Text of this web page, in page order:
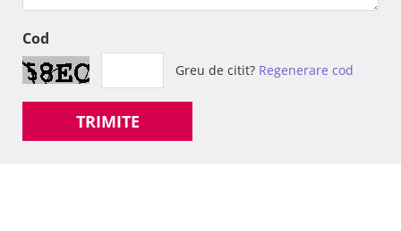
Cod
Greu de citit? Regenerare cod
TRIMITE